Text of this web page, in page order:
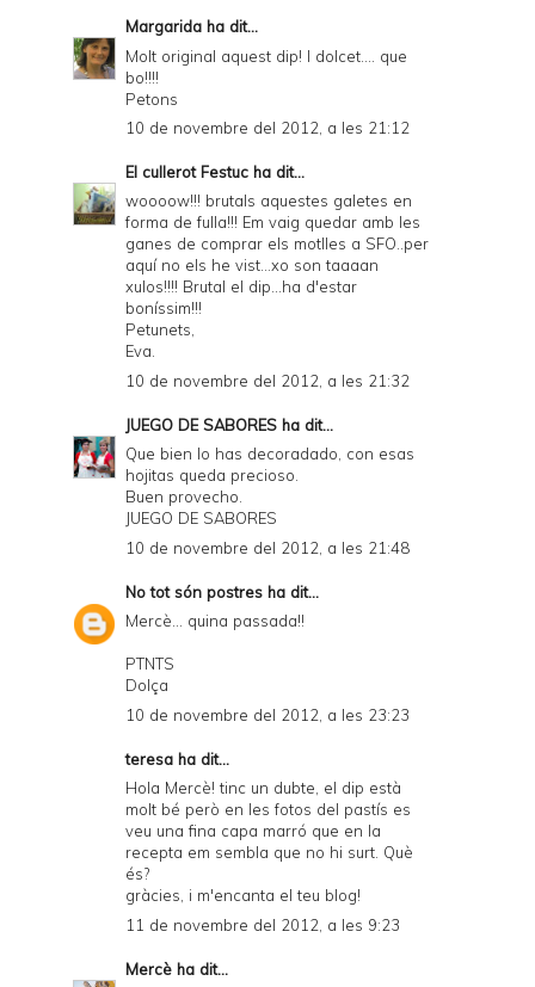
Margarida ha dit...
Molt original aquest dip! I dolcet.... que
bo!!!!
Petons
10 de novembre del 2012, a les 21:12
El cullerot Festuc ha dit...
woooow!!! brutals aquestes galetes en
forma de fulla!!! Em vaig quedar amb les
ganes de comprar els motlles a SFO..per
aquí no els he vist...xo son taaaan
xulos!!!! Brutal el dip...ha d'estar
boníssim!!!
Petunets,
Eva.
10 de novembre del 2012, a les 21:32
JUEGO DE SABORES ha dit...
Que bien lo has decoradado, con esas
hojitas queda precioso.
Buen provecho.
JUEGO DE SABORES
10 de novembre del 2012, a les 21:48
No tot són postres ha dit...
Mercè... quina passada!!
PTNTS
Dolça
10 de novembre del 2012, a les 23:23
teresa ha dit...
Hola Mercè! tinc un dubte, el dip està
molt bé però en les fotos del pastís es
veu una fina capa marró que en la
recepta em sembla que no hi surt. Què
és?
gràcies, i m'encanta el teu blog!
11 de novembre del 2012, a les 9:23
Mercè ha dit...